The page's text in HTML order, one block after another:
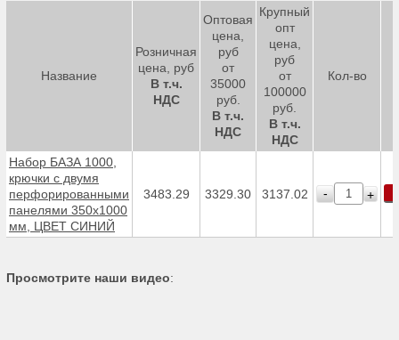
Название
Розничная
цена, руб
В т.ч.
НДС
Оптовая
цена,
руб
от
35000
руб.
В т.ч.
НДС
Крупный
опт
цена,
руб
от
100000
руб.
В т.ч.
НДС
Кол-во
Набор БАЗА 1000,
крючки с двумя
перфорированными
панелями 350х1000
мм, ЦВЕТ СИНИЙ
3483.29 3329.30 3137.02 - +
Просмотрите наши видео: